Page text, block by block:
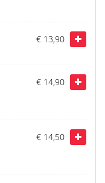
€ 13,90
€ 14,90
€ 14,50